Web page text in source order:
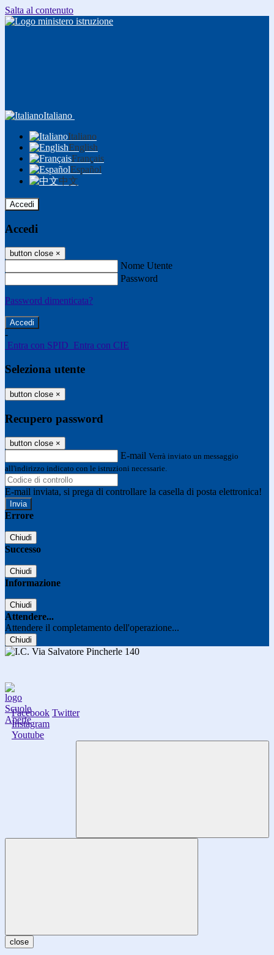
Salta al contenuto
Italiano
Italiano
English
Français
Español
中文
Accedi
Accedi
button close ×
Nome Utente
Password
Password dimenticata?
-
Entra con SPID Entra con CIE
Seleziona utente
button close ×
Recupero password
button close ×
E-mail Verrà inviato un messaggio
all'indirizzo indicato con le istruzioni necessarie.
E-mail inviata, si prega di controllare la casella di posta elettronica!
Errore
Chiudi
Successo
Chiudi
Informazione
Chiudi
Attendere...
Attendere il completamento dell'operazione...
Chiudi
Facebook Twitter
Instagram
Youtube
close